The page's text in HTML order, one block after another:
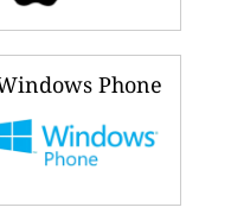
Windows Phone